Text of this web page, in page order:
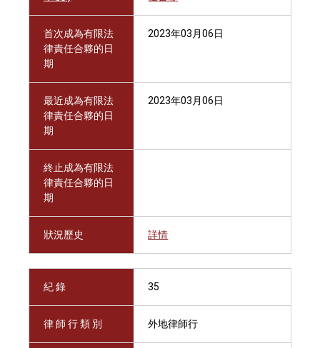
首次成為有限法
律責任合夥的日
期
2023年03月06日
最近成為有限法
律責任合夥的日
期
2023年03月06日
終止成為有限法
律責任合夥的日
期
狀況歷史 詳情
紀 錄 35
律 師 行 類 別 外地律師行